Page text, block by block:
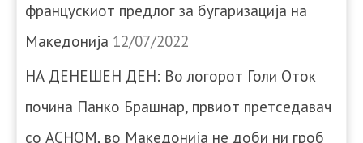
францускиот предлог за бугаризација на
Македонија 12/07/2022
НА ДЕНЕШЕН ДЕН: Во логорот Голи Оток
почина Панко Брашнар, првиот претседавач
со АСНОМ, во Македонија не доби ни гроб